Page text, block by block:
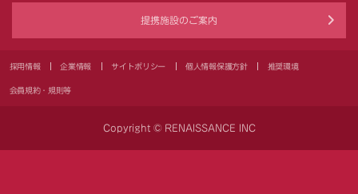
提携施設のご案内
採用情報 企業情報 サイトポリシー 個人情報保護方針 推奨環境
会員規約・規則等
Copyright © RENAISSANCE INC